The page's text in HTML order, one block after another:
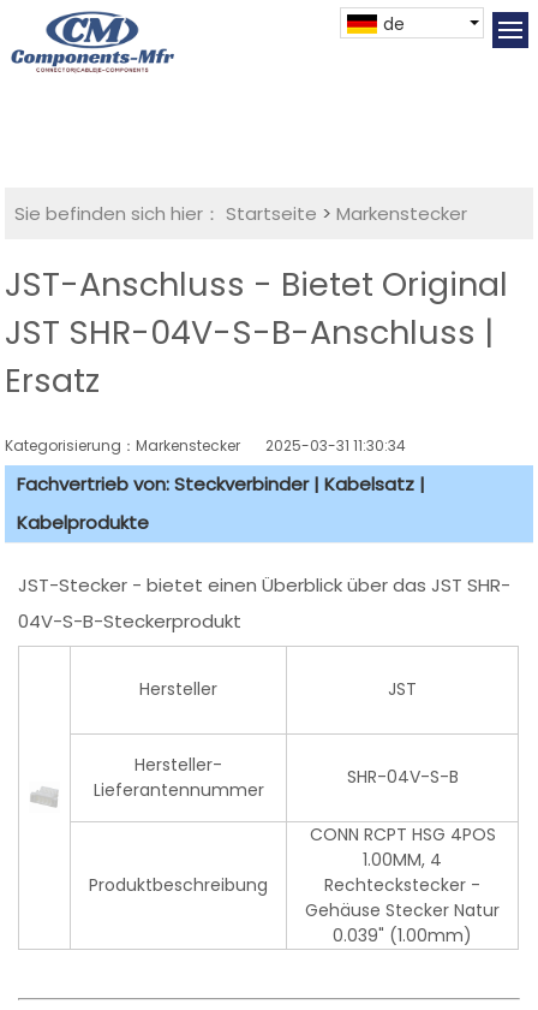
de
Sie befinden sich hier： Startseite >Markenstecker
JST-Anschluss - Bietet Original
JST SHR-04V-S-B-Anschluss |
Ersatz
Kategorisierung：Markenstecker 2025-03-31 11:30:34
Fachvertrieb von: Steckverbinder | Kabelsatz |
Kabelprodukte
JST-Stecker - bietet einen Überblick über das JST SHR-
04V-S-B-Steckerprodukt
Hersteller JST
Hersteller-
Lieferantennummer
SHR-04V-S-B
Produktbeschreibung
CONN RCPT HSG 4POS
1.00MM, 4
Rechteckstecker -
Gehäuse Stecker Natur
0.039" (1.00mm)